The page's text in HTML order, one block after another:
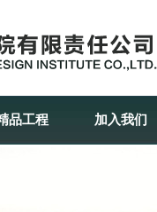
品工程 加入我们